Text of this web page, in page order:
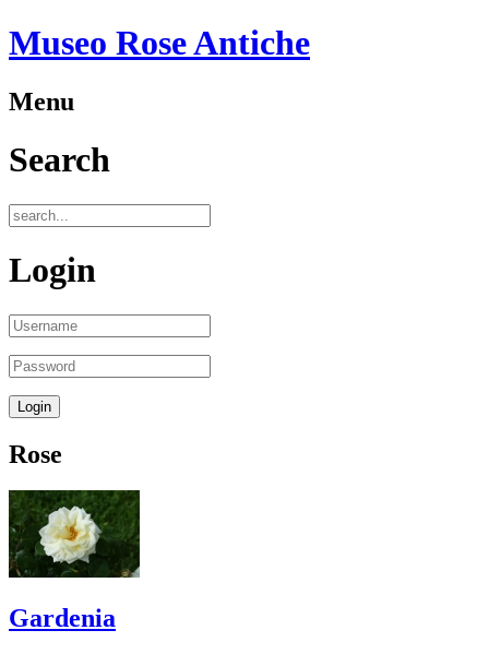
Museo Rose Antiche
Menu
Search
Login
Rose
Gardenia